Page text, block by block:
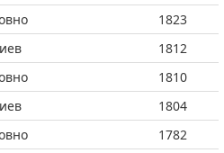
1823
1812
1810
1804
1782